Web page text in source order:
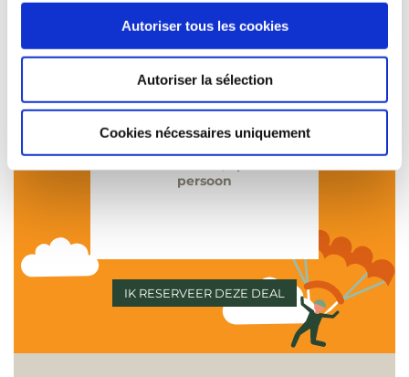
Autoriser tous les cookies
Autoriser la sélection
Cookies nécessaires uniquement
1 tandem
–
Gratis annulering 24 uur
Betaling in het hotel.
persoon
IK RESERVEER DEZE DEAL